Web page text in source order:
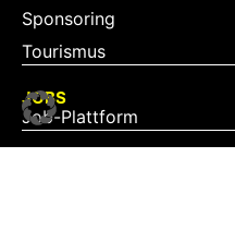
Sponsoring
Tourismus
JOBS
Job-Plattform